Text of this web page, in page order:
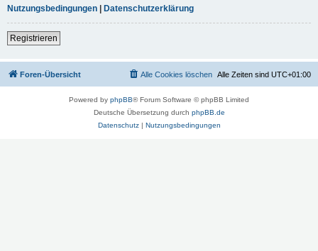
Nutzungsbedingungen | Datenschutzerklärung
Registrieren
Foren-Übersicht Alle Zeiten sind UTC+01:00
Alle Cookies löschen
Powered by phpBB® Forum Software © phpBB Limited
Deutsche Übersetzung durch phpBB.de
Datenschutz| Nutzungsbedingungen